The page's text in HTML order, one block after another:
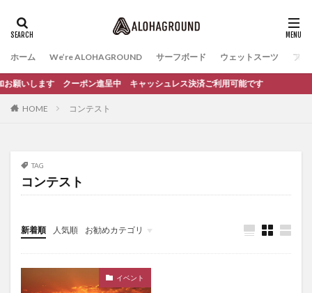
ホーム We’re ALOHAGROUND サーフボード ウェットスーツ ファ
します クーポン進呈中 キャッシュレス決済ご利用可能です
HOME コンテスト
TAG
コンテスト
新着順 人気順 お勧めカテゴリ
イベント
サーフィンスクール
イベント